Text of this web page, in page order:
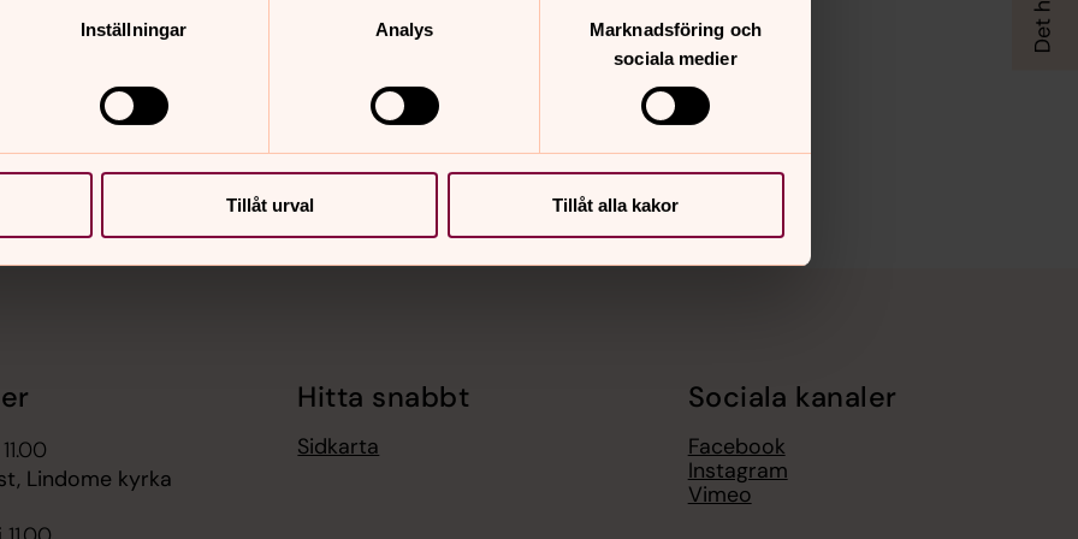
Inställningar Analys
Marknadsföring och
sociala medier
Tillåt urval Tillåt alla kakor
Lindome kyrka
Hitta snabbt
Sidkarta
Sociala kanaler
Facebook
Instagram
Vimeo